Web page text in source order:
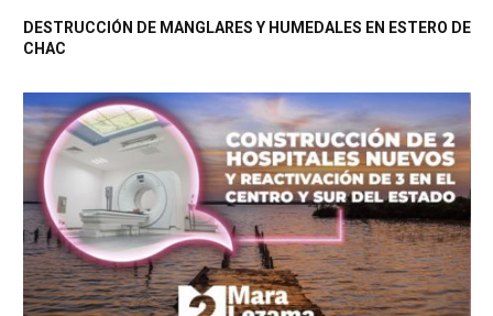
DESTRUCCIÓN DE MANGLARES Y HUMEDALES EN ESTERO DE
CHAC